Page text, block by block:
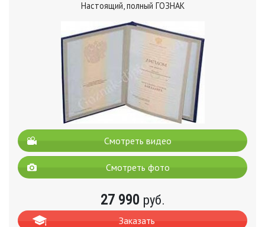
Настоящий, полный ГОЗНАК
Смотреть видео
Смотреть фото
27 990 руб.
Заказать